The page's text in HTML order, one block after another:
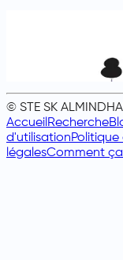
© STE SK
AccueilRecherche
d'utilisation
légalesComment